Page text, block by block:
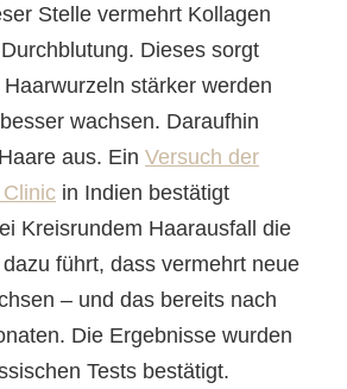
Stelle vermehrt Kollagen
Dieses sorgt
stärker werden
wachsen. Daraufhin
aus. Ein Versuch der
in Indien bestätigt
Kreisrundem Haarausfall die
führt, dass vermehrt neue
– und das bereits nach
Die Ergebnisse wurden
Tests bestätigt.